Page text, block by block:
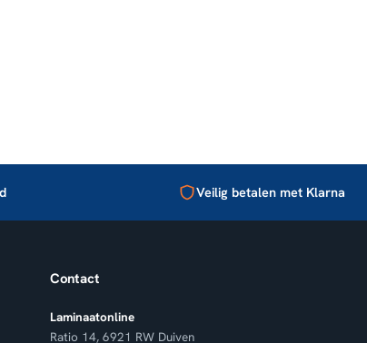
Veilig betalen met Klarna
Contact
Laminaatonline
Ratio 14, 6921 RW Duiven